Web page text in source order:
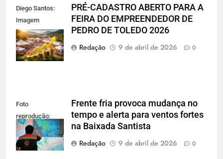
Diego Santos:
Imagem
reprodução
gerada por IA
PRÉ-CADASTRO ABERTO PARA A
FEIRA DO EMPREENDEDOR DE
PEDRO DE TOLEDO 2026
Redação
9 de abril de 2026 0
Foto
reprodução:
Defesa Civil SP
Frente fria provoca mudança no
tempo e alerta para ventos fortes
na Baixada Santista
Redação
9 de abril de 2026 0